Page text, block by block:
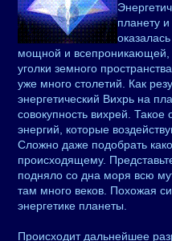
планету
мощной и всепроникающей,
уголки земного
уже много столетий. Как
энергетический Вихрь на
совокупность вихрей.
энергий, которые
Сложно даже подобрать
происходящему.
подняло со дна моря всю
там много веков. Похожая
энергетике планеты.
Происходит дальнейшее